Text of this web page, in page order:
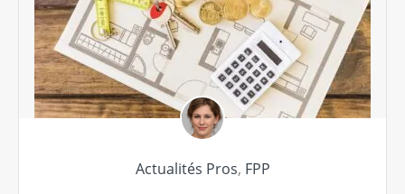
Actualités Pros, FPP